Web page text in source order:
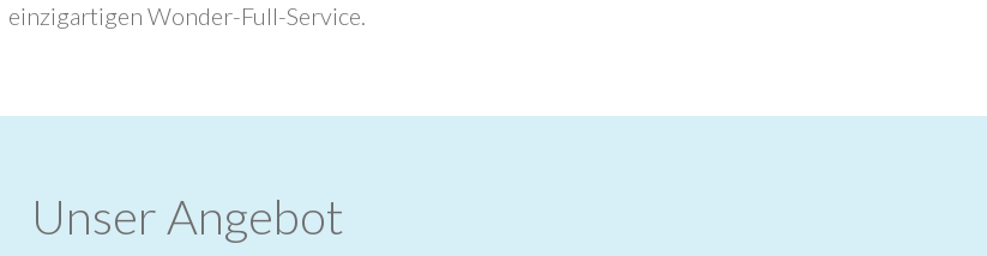
einzigartigen Wonder-Full-Service.
Unser Angebot